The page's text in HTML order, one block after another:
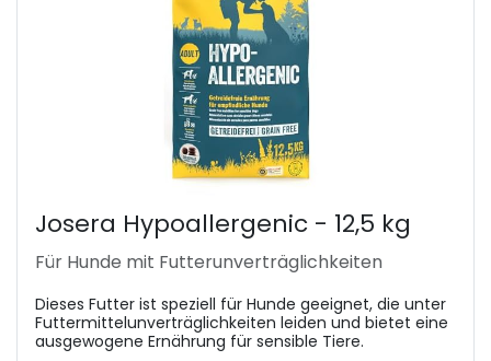
Josera Hypoallergenic - 12,5 kg
Für Hunde mit Futterunverträglichkeiten
Dieses Futter ist speziell für Hunde geeignet, die unter
Futtermittelunverträglichkeiten leiden und bietet eine
ausgewogene Ernährung für sensible Tiere.